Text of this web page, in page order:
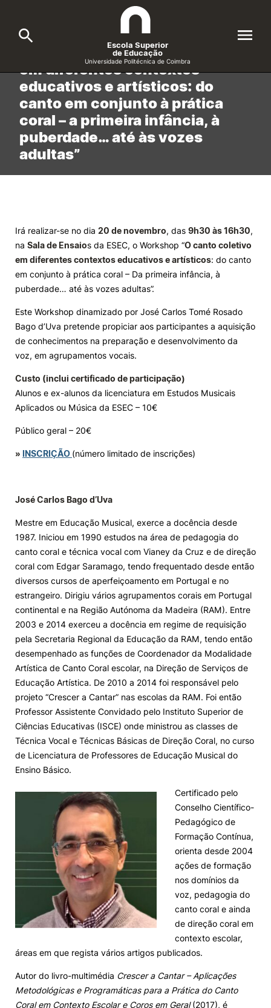
A ESEC
Cursos
Candidatos
Investigação e Projetos
Alunos
Knowledge Factory
Candidaturas
Elogio / Sugestão / Reclamação Contactos
Escola Superior
de Educação
Universidade Politécnica de Coimbra
Search
Formative Offer General
Workshop “O canto coletivo
em diferentes contextos
educativos e artísticos: do
canto em conjunto à prática
coral – a primeira infância, à
puberdade… até às vozes
adultas”
Início Workshop “O canto coletivo em diferentes contextos educativos…
Irá realizar-se no dia 20 de novembro, das 9h30 às 16h30,
na Sala de Ensaios da ESEC, o Workshop “O canto coletivo
em diferentes contextos educativos e artísticos: do canto
em conjunto à prática coral – Da primeira infância, à
puberdade… até às vozes adultas”.
Este Workshop dinamizado por José Carlos Tomé Rosado
Bago d’Uva pretende propiciar aos participantes a aquisição
de conhecimentos na preparação e desenvolvimento da
voz, em agrupamentos vocais.
Custo (inclui certificado de participação)
Alunos e ex-alunos da licenciatura em Estudos Musicais
Aplicados ou Música da ESEC – 10€
Público geral – 20€
» INSCRIÇÃO (número limitado de inscrições)
José Carlos Bago d’Uva
Mestre em Educação Musical, exerce a docência desde
1987. Iniciou em 1990 estudos na área de pedagogia do
canto coral e técnica vocal com Vianey da Cruz e de direção
coral com Edgar Saramago, tendo frequentado desde então
diversos cursos de aperfeiçoamento em Portugal e no
estrangeiro. Dirigiu vários agrupamentos corais em Portugal
continental e na Região Autónoma da Madeira (RAM). Entre
2003 e 2014 exerceu a docência em regime de requisição
pela Secretaria Regional da Educação da RAM, tendo então
desempenhado as funções de Coordenador da Modalidade
Artística de Canto Coral escolar, na Direção de Serviços de
Educação Artística. De 2010 a 2014 foi responsável pelo
projeto “Crescer a Cantar” nas escolas da RAM. Foi então
Professor Assistente Convidado pelo Instituto Superior de
Ciências Educativas (ISCE) onde ministrou as classes de
Técnica Vocal e Técnicas Básicas de Direção Coral, no curso
de Licenciatura de Professores de Educação Musical do
Ensino Básico.
Certificado pelo
Conselho Científico-
Pedagógico de
Formação Contínua,
orienta desde 2004
ações de formação
nos domínios da
voz, pedagogia do
canto coral e ainda
de direção coral em
contexto escolar,
áreas em que regista vários artigos publicados.
Autor do livro-multimédia Crescer a Cantar – Aplicações
Metodológicas e Programáticas para a Prática do Canto
Coral em Contexto Escolar e Coros em Geral(2017), é